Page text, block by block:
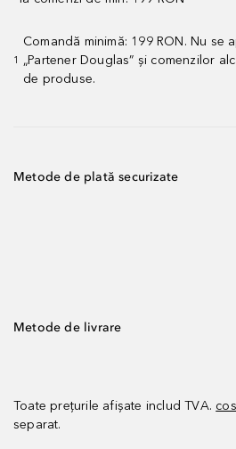
1
Comandă minimă: 199 RON. Nu se
„Partener Douglas” și comenzilor
de produse.
Metode de plată securizate
Metode de livrare
Toate prețurile afișate includ TVA.
separat.